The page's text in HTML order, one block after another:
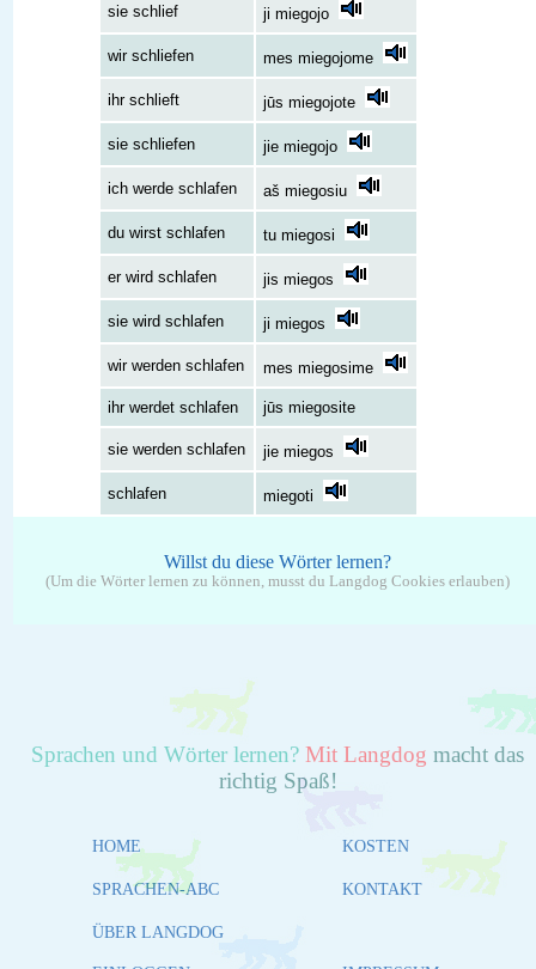
sie schlief ji miegojo
wir schliefen mes miegojome
ihr schlieft jūs miegojote
sie schliefen jie miegojo
ich werde schlafen aš miegosiu
du wirst schlafen tu miegosi
er wird schlafen jis miegos
sie wird schlafen ji miegos
wir werden schlafen mes miegosime
ihr werdet schlafen jūs miegosite
sie werden schlafen jie miegos
schlafen miegoti
Willst du diese Wörter lernen?
(Um die Wörter lernen zu können, musst du Langdog Cookies erlauben)
Sprachen und Wörter lernen? Mit Langdog macht das
richtig Spaß!
HOME
SPRACHEN-ABC
ÜBER LANGDOG
KOSTEN
KONTAKT